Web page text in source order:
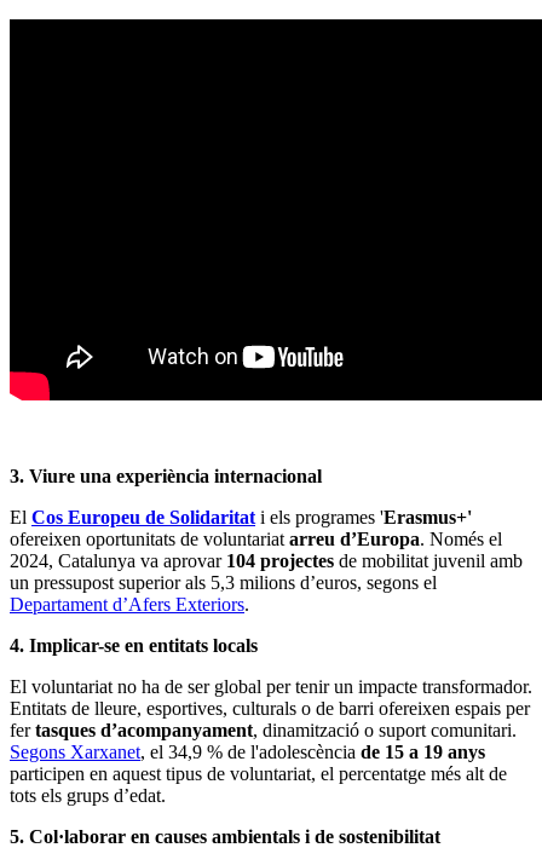
3. Viure una experiència internacional
El Cos Europeu de Solidaritat i els programes 'Erasmus+'
ofereixen oportunitats de voluntariat arreu d’Europa. Només el
2024, Catalunya va aprovar 104 projectes de mobilitat juvenil amb
un pressupost superior als 5,3 milions d’euros, segons el
Departament d’Afers Exteriors.
4. Implicar-se en entitats locals
El voluntariat no ha de ser global per tenir un impacte transformador.
Entitats de lleure, esportives, culturals o de barri ofereixen espais per
fertasques d’acompanyament, dinamització o suport comunitari.
Segons Xarxanet, el 34,9 % de l'adolescència de 15 a 19 anys
participen en aquest tipus de voluntariat, el percentatge més alt de
tots els grups d’edat.
5. Col·laborar en causes ambientals i de sostenibilitat